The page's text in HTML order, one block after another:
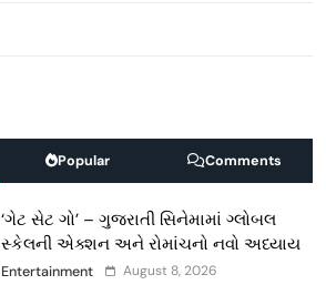
Popular Comments
‘ગેટ સેટ ગો’ – ગુજરાતી સિનેમામાં ગ્લોબલ
સ્કેલની એક્શન અને રોમાંચનો નવો અધ્યાય
Entertainment August 8, 2026